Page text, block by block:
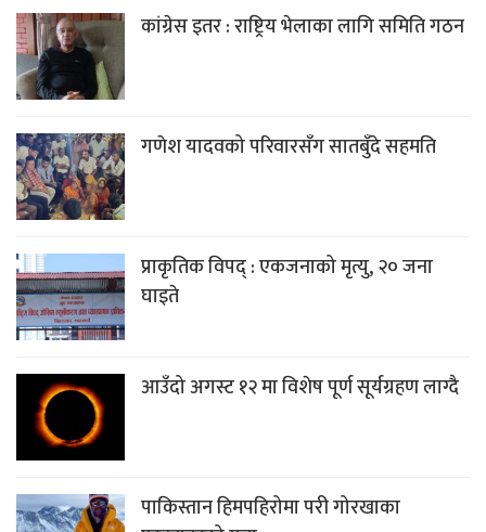
कांग्रेस इतर : राष्ट्रिय भेलाका लागि समिति गठन
गणेश यादवको परिवारसँग सातबुँदे सहमति
प्राकृतिक विपद् : एकजनाको मृत्यु, २० जना
घाइते
आउँदो अगस्ट १२ मा विशेष पूर्ण सूर्यग्रहण लाग्दै
पाकिस्तान हिमपहिरोमा परी गोरखाका